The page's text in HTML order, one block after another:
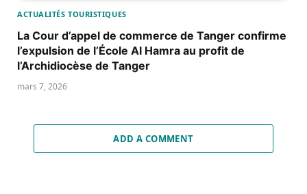
ACTUALITÉS TOURISTIQUES
La Cour d’appel de commerce de Tanger confirme
l’expulsion de l’École Al Hamra au profit de
l’Archidiocèse de Tanger
mars 7, 2026
ADD A COMMENT